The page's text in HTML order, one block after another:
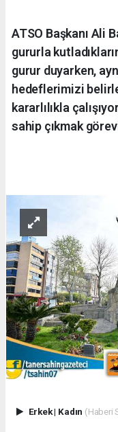
ATSO Başkanı Ali
gururla
gurur duyarken,
hedeflerimizi
kararlılıkla
sahip çıkmak
Erkek| Kadın (Haberi